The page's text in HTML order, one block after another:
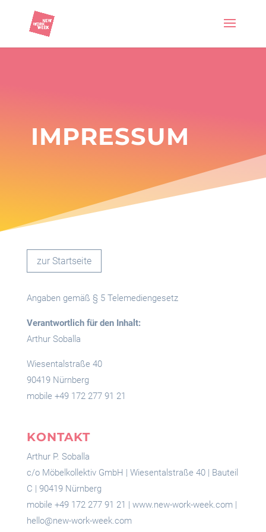
IMPRESSUM
zur Startseite
Angaben gemäß § 5 Telemediengesetz
Verantwortlich für den Inhalt:
Arthur Soballa
Wiesentalstraße 40
90419 Nürnberg
mobile +49 172 277 91 21
KONTAKT
Arthur P. Soballa
c/o Möbelkollektiv GmbH | Wiesentalstraße 40 | Bauteil
C | 90419 Nürnberg
mobile +49 172 277 91 21 | www.new-work-week.com |
hello@new-work-week.com